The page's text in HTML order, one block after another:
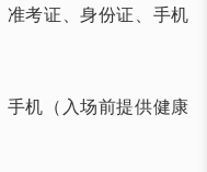
考证、身份证、手机
手机（入场前提供健康